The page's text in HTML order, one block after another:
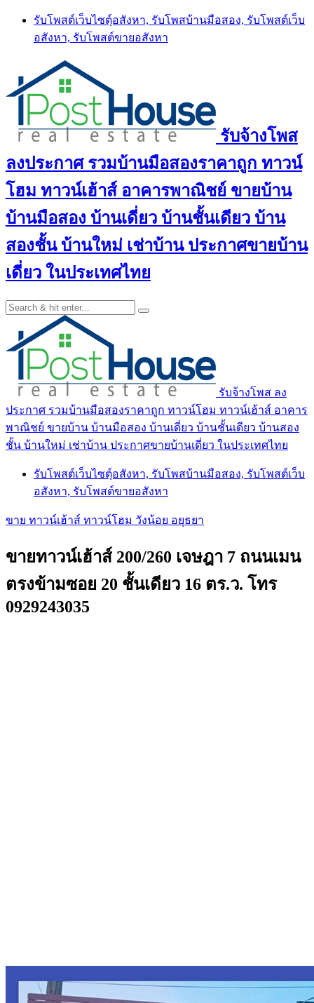
Skip
content
รับโพสต์เว็บไซตฺ์อสังหา, รับโพสบ้านมือสอง, รับโพสต์เว็บ
อสังหา, รับโพสต์ขายอสังหา
รับจ้างโพส
ลงประกาศ รวมบ้านมือสองราคาถูก ทาวน์
โฮม ทาวน์เฮ้าส์ อาคารพาณิชย์ ขายบ้าน
บ้านมือสอง บ้านเดี่ยว บ้านชั้นเดียว บ้าน
สองชั้น บ้านใหม่ เช่าบ้าน ประกาศขายบ้าน
เดี่ยว ในประเทศไทย
รับจ้างโพส ลง
ประกาศ รวมบ้านมือสองราคาถูก ทาวน์โฮม ทาวน์เฮ้าส์ อาคาร
พาณิชย์ ขายบ้าน บ้านมือสอง บ้านเดี่ยว บ้านชั้นเดียว บ้านสอง
ชั้น บ้านใหม่ เช่าบ้าน ประกาศขายบ้านเดี่ยว ในประเทศไทย
รับโพสต์เว็บไซตฺ์อสังหา, รับโพสบ้านมือสอง, รับโพสต์เว็บ
อสังหา, รับโพสต์ขายอสังหา
ขาย ทาวน์เฮ้าส์ ทาวน์โฮม วังน้อย อยุธยา
ขายทาวน์เฮ้าส์ 200/260 เจษฎา 7 ถนนเมน
ตรงข้ามซอย 20 ชั้นเดียว 16 ตร.ว. โทร
0929243035